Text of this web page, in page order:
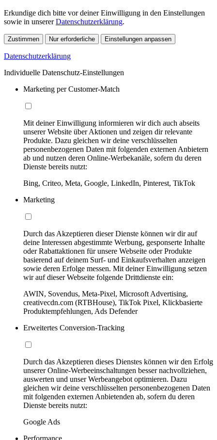
Erkundige dich bitte vor deiner Einwilligung in den Einstellungen
sowie in unsererDatenschutzerklärung.
Zustimmen Nur erforderliche Einstellungen anpassen
Datenschutzerklärung
Individuelle Datenschutz-Einstellungen
Marketing per Customer-Match
Mit deiner Einwilligung informieren wir dich auch abseits
unserer Website über Aktionen und zeigen dir relevante
Produkte. Dazu gleichen wir deine verschlüsselten
personenbezogenen Daten mit folgenden externen Anbietern
ab und nutzen deren Online-Werbekanäle, sofern du deren
Dienste bereits nutzt:
Bing, Criteo, Meta, Google, LinkedIn, Pinterest, TikTok
Marketing
Durch das Akzeptieren dieser Dienste können wir dir auf
deine Interessen abgestimmte Werbung, gesponserte Inhalte
oder Rabattaktionen für unsere Webseite oder Produkte
basierend auf deinem Surf- und Einkaufsverhalten anzeigen
sowie deren Erfolge messen. Mit deiner Einwilligung setzen
wir auf dieser Webseite folgende Drittdienste ein:
AWIN, Sovendus, Meta-Pixel, Microsoft Advertising,
creativecdn.com (RTBHouse), TikTok Pixel, Klickbasierte
Produktempfehlungen, Ads Defender
Erweitertes Conversion-Tracking
Durch das Akzeptieren dieses Dienstes können wir den Erfolg
unserer Online-Werbeeinschaltungen besser nachvollziehen,
auswerten und unser Werbeangebot optimieren. Dazu
gleichen wir deine verschlüsselten personenbezogenen Daten
mit folgenden externen Anbietenden ab, sofern du deren
Dienste bereits nutzt:
Google Ads
Performance